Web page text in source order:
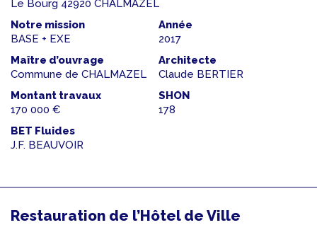
Le Bourg 42920 CHALMAZEL
Notre mission
BASE + EXE
Année
2017
Maître d’ouvrage
Commune de CHALMAZEL
Architecte
Claude BERTIER
Montant travaux
170 000 €
SHON
178
BET Fluides
J.F. BEAUVOIR
Restauration de l’Hôtel de Ville